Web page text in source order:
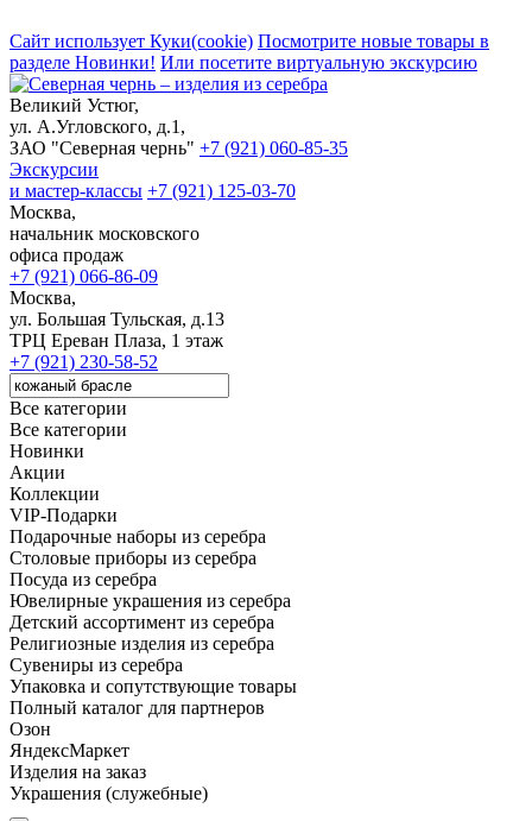
Сайт использует Куки(cookie) Посмотрите новые товары в
разделе Новинки! Или посетите виртуальную экскурсию
Великий Устюг,
ул. А.Угловского, д.1,
ЗАО "Северная чернь" +7 (921) 060-85-35
Экскурсии
и мастер-классы +7 (921) 125-03-70
Москва,
начальник московского
офиса продаж
+7 (921) 066-86-09
Москва,
ул. Большая Тульская, д.13
ТРЦ Ереван Плаза, 1 этаж
+7 (921) 230-58-52
Все категории
Все категории
Новинки
Акции
Коллекции
VIP-Подарки
Подарочные наборы из серебра
Столовые приборы из серебра
Посуда из серебра
Ювелирные украшения из серебра
Детский ассортимент из серебра
Религиозные изделия из серебра
Сувениры из серебра
Упаковка и сопутствующие товары
Полный каталог для партнеров
Озон
ЯндексМаркет
Изделия на заказ
Украшения (служебные)